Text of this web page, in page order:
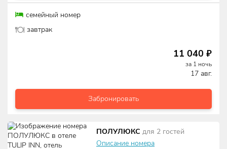
семейный номер
завтрак
11 040 ₽
за 1 ночь
17 авг.
Забронировать
ПОЛУЛЮКС для 2 гостей
Описание номера